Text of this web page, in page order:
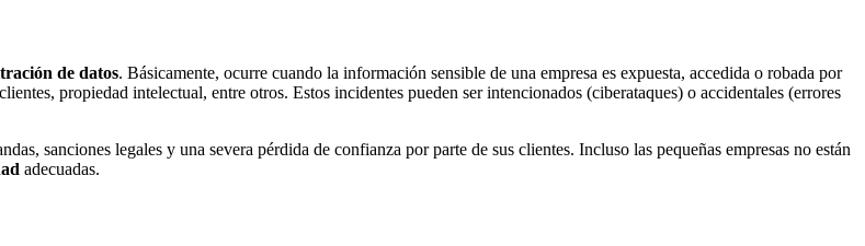
de datos. Básicamente, ocurre cuando la información sensible de una empresa es expuesta, accedida o robada por
propiedad intelectual, entre otros. Estos incidentes pueden ser intencionados (ciberataques) o accidentales (errores
sanciones legales y una severa pérdida de confianza por parte de sus clientes. Incluso las pequeñas empresas no están
adecuadas.